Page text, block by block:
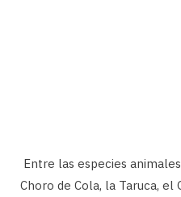
Entre las especies
Choro de Cola, la Taruca, el